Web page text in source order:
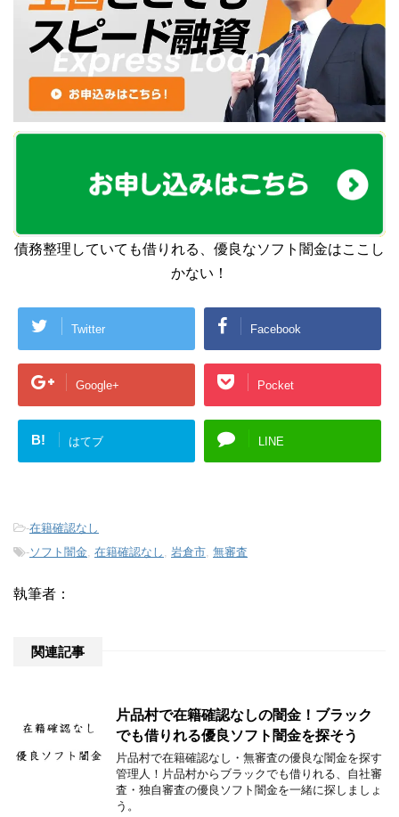
債務整理していても借りれる、優良なソフト闇金はここし
かない！
Twitter Facebook
Google+ Pocket
B! はてブ LINE
-在籍確認なし
-ソフト闇金, 在籍確認なし , 岩倉市, 無審査
執筆者：
関連記事
片品村で在籍確認なしの闇金！ブラック
でも借りれる優良ソフト闇金を探そう
片品村で在籍確認なし・無審査の優良な闇金を探す
管理人！片品村からブラックでも借りれる、自社審
査・独自審査の優良ソフト闇金を一緒に探しましょ
う。